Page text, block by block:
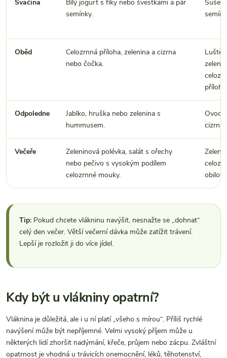
Svačina
Bílý jogurt s fíky nebo švestkami a pár
semínky.
Oběd
Celozrnná příloha, zelenina a cizrna
nebo čočka.
příloha.
Odpoledne
Jablko, hruška nebo zelenina s
hummusem.
cizrna.
Večeře
Zeleninová polévka, salát s ořechy
nebo pečivo s vysokým podílem
celozrnné mouky.
Tip: Pokud chcete vlákninu navýšit, nesnažte se „dohnat“
celý den večer. Větší večerní dávka může zatížit trávení.
Lepší je rozložit ji do více jídel.
Kdy být u vlákniny opatrní?
Vláknina je důležitá, ale i u ní platí „všeho s mírou“. Příliš rychlé
navýšení může být nepříjemné. Velmi vysoký příjem může u
některých lidí zhoršit nadýmání, křeče, průjem nebo zácpu. Zvláštní
opatrnost je vhodná u trávicích onemocnění, léků, těhotenství,